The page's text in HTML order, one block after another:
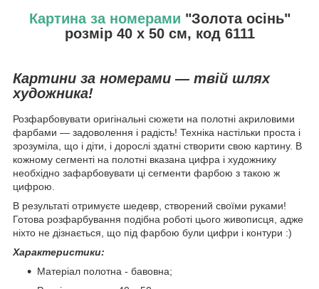
Картина за номерами "Золота осінь"
розмір 40 х 50 см, код 6111
Картини за номерами — твій шлях
художника!
Розфарбовувати оригінальні сюжети на полотні акриловими
фарбами — задоволення і радість! Техніка настільки проста і
зрозуміла, що і діти, і дорослі здатні створити свою картину. В
кожному сегменті на полотні вказана цифра і художнику
необхідно зафарбовувати ці сегменти фарбою з такою ж
цифрою.
В результаті отримуєте шедевр, створений своїми руками!
Готова розфарбування подібна роботі цього живописця, адже
ніхто не дізнається, що під фарбою були цифри і контури :)
Характеристики:
Матеріал полотна - бавовна;